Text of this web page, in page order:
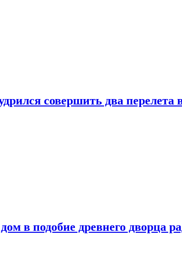
совершить два перелета
в подобие древнего дворца